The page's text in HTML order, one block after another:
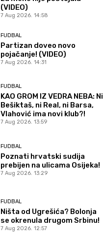
(VIDEO)
7 Aug 2026. 14:58
FUDBAL
Partizan doveo novo
pojačanje! (VIDEO)
7 Aug 2026. 14:31
FUDBAL
KAO GROM IZ VEDRA NEBA: Ni
Bešiktaš, ni Real, ni Barsa,
Vlahović ima novi klub?!
7 Aug 2026. 13:59
FUDBAL
Poznati hrvatski sudija
prebijen na ulicama Osijeka!
7 Aug 2026. 13:29
FUDBAL
Ništa od Ugrešića? Bolonja
se okrenula drugom Srbinu!
7 Aug 2026. 12:57